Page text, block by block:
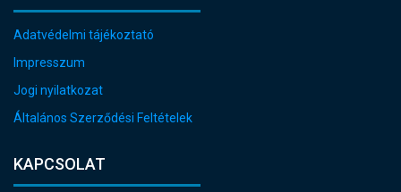
Adatvédelmi tájékoztató
Impresszum
Jogi nyilatkozat
Általános Szerződési Feltételek
KAPCSOLAT